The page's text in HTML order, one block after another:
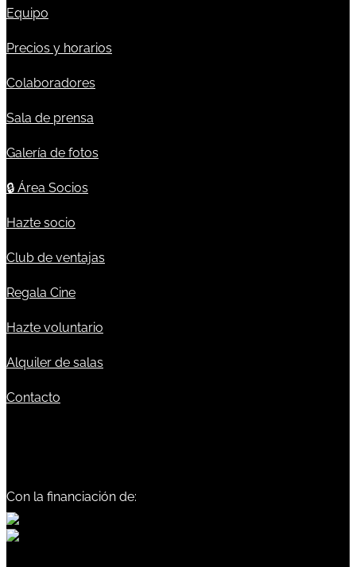
Equipo
Precios y horarios
Colaboradores
Sala de prensa
Galería de fotos
🔒 Área Socios
Hazte socio
Club de ventajas
Regala Cine
Hazte voluntario
Alquiler de salas
Contacto
Con la financiación de: